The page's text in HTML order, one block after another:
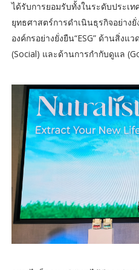
ได้รับการยอมรับทั้งในระดับประเ
ยุทธศาสตร์การดำเนินธุรกิจอย่า
องค์กรอย่างยั่งยืน“ESG” ด้านสิ่ง
(Social) และด้านการกำกับดูแล